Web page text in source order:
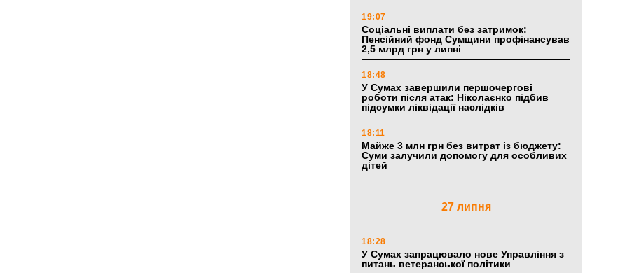
19:07
Соціальні виплати без затримок:
Пенсійний фонд Сумщини профінансував
2,5 млрд грн у липні
18:48
У Сумах завершили першочергові
роботи після атак: Ніколаєнко підбив
підсумки ліквідації наслідків
18:11
Майже 3 млн грн без витрат із бюджету:
Суми залучили допомогу для особливих
дітей
27 липня
18:28
У Сумах запрацювало нове Управління з
питань ветеранської політики